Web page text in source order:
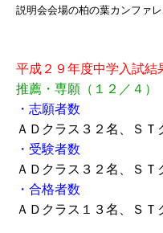
説明会会場の柏の葉カンファレ
平成２９年度中学入試結
推薦・専願（１２／４）
・志願者数
ＡＤクラス３２名、ＳＴ
・受験者数
ＡＤクラス３２名、ＳＴ
・合格者数
ＡＤクラス１３名、ＳＴ